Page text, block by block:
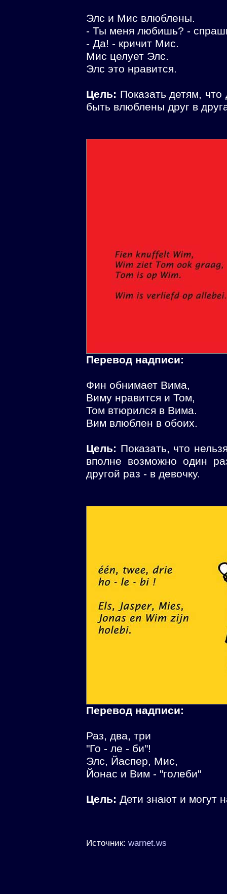
Элс и Мис влюблены.
- Ты меня любишь? -
- Да! - кричит Мис.
Мис целует Элс.
Элс это нравится.
Цель: Показать детям,
быть влюблены друг в
Перевод надписи:
Фин обнимает Вима,
Виму нравится и Том,
Том втюрился в Вима.
Вим влюблен в обоих.
Цель: Показать, что
вполне возможно один
другой раз - в девочку.
Перевод надписи:
Раз, два, три
"Го - ле - би"!
Элс, Йаспер, Мис,
Йонас и Вим - "голеби"
Цель: Дети знают и могут
Источник: warnet.ws